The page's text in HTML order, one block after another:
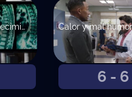
Oportunidad de crecimiento.
6 - 6
Calor y mal